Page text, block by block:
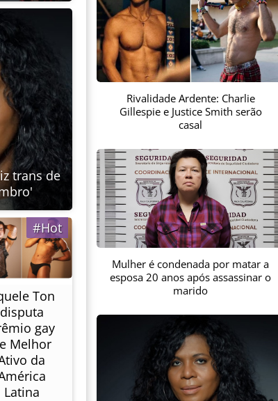
trans de
#Hot
Ton
disputa
gay
Melhor
da
Latina
Rivalidade Ardente: Charlie
Gillespie e Justice Smith serão
casal
Mulher é condenada por matar a
esposa 20 anos após assassinar o
marido